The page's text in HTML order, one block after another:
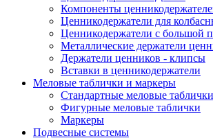
Компоненты
Ценникодержатели для
Ценникодержатели с большой
Металлические держатели
Держатели ценников - клипсы
Вставки в ценникодержатели
Меловые таблички и маркеры
Стандартные меловые таблички
Фигурные меловые таблички
Маркеры
Подвесные системы